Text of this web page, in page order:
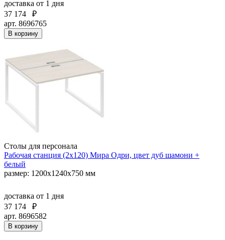
доставка от 1 дня
37 174
₽
арт. 8696765
В корзину
Столы для персонала
Рабочая станция (2х120) Мира Одри, цвет дуб шамони +
белый
размер: 1200x1240x750 мм
доставка от 1 дня
37 174
₽
арт. 8696582
В корзину